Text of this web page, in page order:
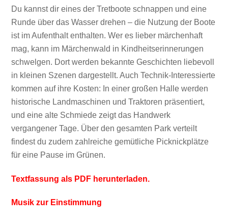
Du kannst dir eines der Tretboote schnappen und eine
Runde über das Wasser drehen – die Nutzung der Boote
ist im Aufenthalt enthalten. Wer es lieber märchenhaft
mag, kann im Märchenwald in Kindheitserinnerungen
schwelgen. Dort werden bekannte Geschichten liebevoll
in kleinen Szenen dargestellt. Auch Technik-Interessierte
kommen auf ihre Kosten: In einer großen Halle werden
historische Landmaschinen und Traktoren präsentiert,
und eine alte Schmiede zeigt das Handwerk
vergangener Tage. Über den gesamten Park verteilt
findest du zudem zahlreiche gemütliche Picknickplätze
für eine Pause im Grünen.
Textfassung als PDF herunterladen.
Musik zur Einstimmung